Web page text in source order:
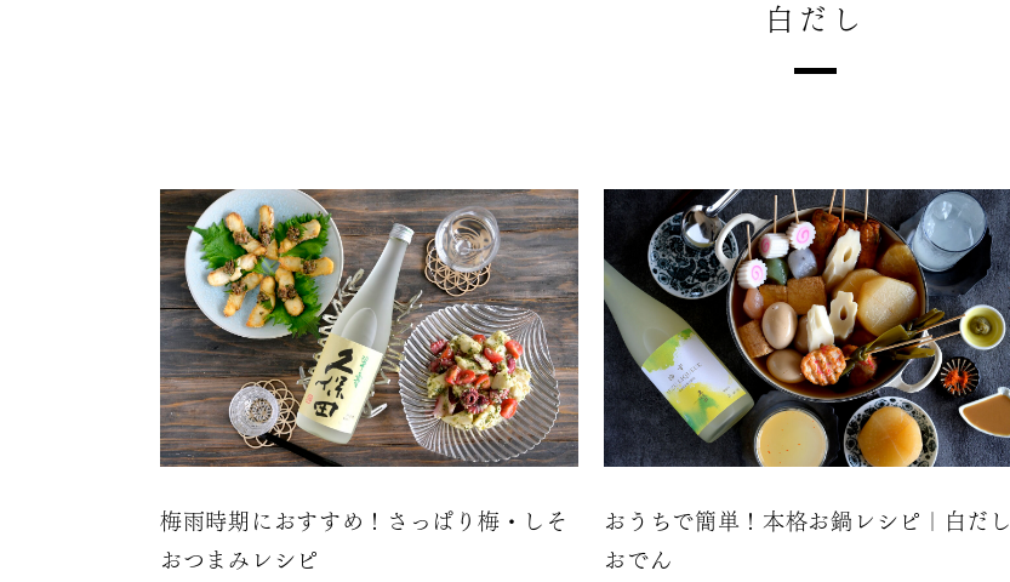
白だし
梅雨時期におすすめ！さっぱり梅・しそ
おつまみレシピ
おうちで簡単！本格お鍋レシピ｜白だし
おでん